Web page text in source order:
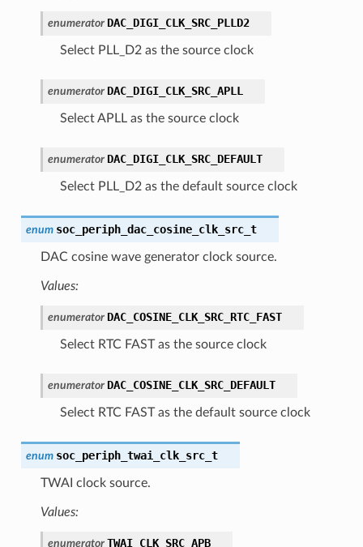
enumerator DAC_DIGI_CLK_SRC_PLLD2
Select PLL_D2 as the source clock
enumerator DAC_DIGI_CLK_SRC_APLL
Select APLL as the source clock
enumerator DAC_DIGI_CLK_SRC_DEFAULT
Select PLL_D2 as the default source clock
enum soc_periph_dac_cosine_clk_src_t
DAC cosine wave generator clock source.
Values:
enumerator DAC_COSINE_CLK_SRC_RTC_FAST
Select RTC FAST as the source clock
enumerator DAC_COSINE_CLK_SRC_DEFAULT
Select RTC FAST as the default source clock
enum soc_periph_twai_clk_src_t
TWAI clock source.
Values:
enumerator TWAI_CLK_SRC_APB